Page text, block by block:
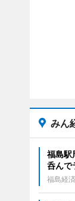
みん
福島駅
呑ん
福島経